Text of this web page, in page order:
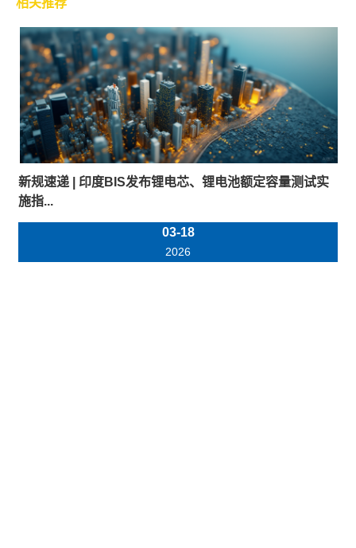
相关推荐
新规速递 | 印度BIS发布锂电芯、锂电池额定容量测试实
施指...
03-18
2026